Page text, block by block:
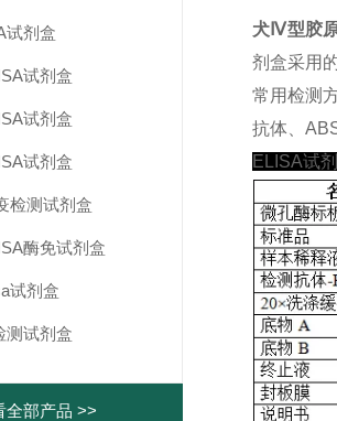
试剂盒
试剂盒
试剂盒
试剂盒
检测试剂盒
酶免试剂盒
试剂盒
测试剂盒
全部产品 >>
犬Ⅳ型胶
剂盒采用
常用检测
抗体、
ELISA试